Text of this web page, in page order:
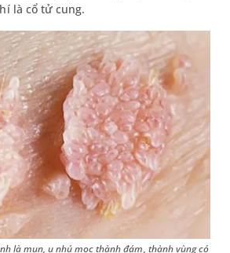
là cổ tử cung.
là mụn, u nhú mọc thành đám, thành vùng có